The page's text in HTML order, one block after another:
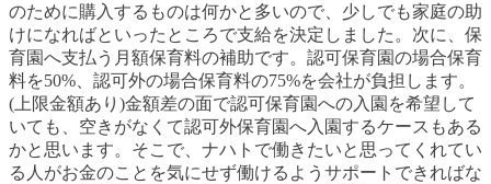
のために購入するものは何かと多いので、少しでも家庭の助
けになればといったところで支給を決定しました。次に、保
育園へ支払う月額保育料の補助です。認可保育園の場合保育
料を50%、認可外の場合保育料の75%を会社が負担します。
(上限金額あり)金額差の面で認可保育園への入園を希望して
いても、空きがなくて認可外保育園へ入園するケースもある
かと思います。そこで、 ナハトで働きたいと思ってくれてい
る人がお金のことを気にせず働けるようサポートできればな